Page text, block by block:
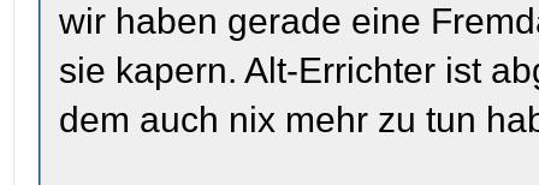
wir haben gerade eine
sie kapern. Alt-Errichter ist
dem auch nix mehr zu tun